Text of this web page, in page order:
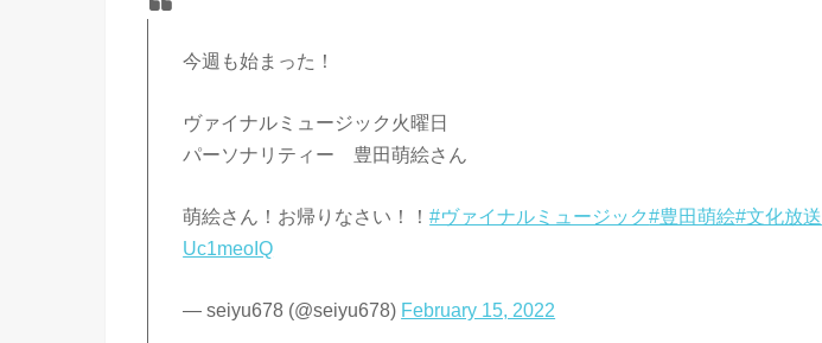
今週も始まった！
ヴァイナルミュージック火曜日
パーソナリティー 豊田萌絵さん
萌絵さん！お帰りなさい！！#ヴァイナルミュージック#豊田萌絵#文化放送
Uc1meoIQ
— seiyu678 (@seiyu678) February 15, 2022